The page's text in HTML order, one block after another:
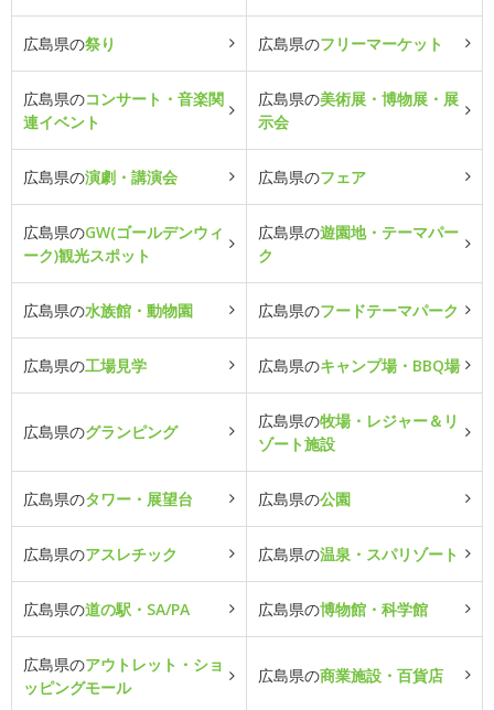
広島県の祭り 広島県のフリーマーケット
広島県のコンサート・音楽関
連イベント
広島県の美術展・博物展・展
示会
広島県の演劇・講演会 広島県のフェア
広島県のGW(ゴールデンウィ
ーク)観光スポット
広島県の遊園地・テーマパー
ク
広島県の水族館・動物園 広島県のフードテーマパーク
広島県の工場見学 広島県のキャンプ場・BBQ場
広島県のグランピング
広島県の牧場・レジャー＆リ
ゾート施設
広島県のタワー・展望台 広島県の公園
広島県のアスレチック 広島県の温泉・スパリゾート
広島県の道の駅・SA/PA 広島県の博物館・科学館
広島県のアウトレット・ショ
ッピングモール
広島県の商業施設・百貨店